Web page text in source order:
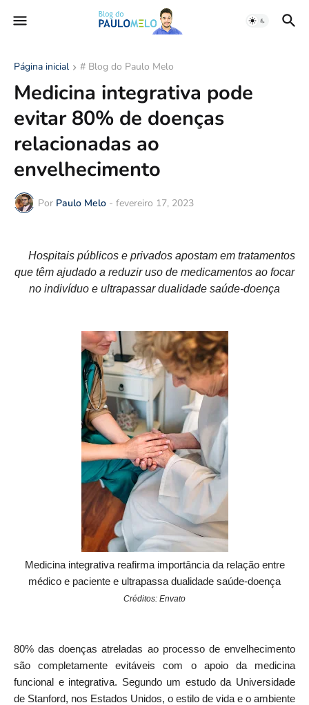
Página inicial # Blog do Paulo Melo
Medicina integrativa pode
evitar 80% de doenças
relacionadas ao
envelhecimento
Por Paulo Melo - fevereiro 17, 2023
Hospitais públicos e privados apostam em tratamentos
que têm ajudado a reduzir uso de medicamentos ao focar
no indivíduo e ultrapassar dualidade saúde-doença
Medicina integrativa reafirma importância da relação entre
médico e paciente e ultrapassa dualidade saúde-doença
Créditos: Envato
80% das doenças atreladas ao processo de envelhecimento
são completamente evitáveis com o apoio da medicina
funcional e integrativa. Segundo um estudo da Universidade
de Stanford, nos Estados Unidos, o estilo de vida e o ambiente